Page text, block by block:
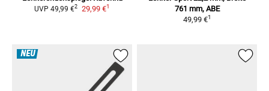
UVP 49,99 €2 29,99 €1
761 mm, ABE
49,99 €1
NEU